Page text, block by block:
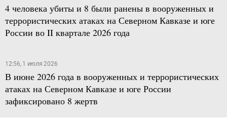
4 человека убиты и 8 были ранены в вооруженных и
террористических атаках на Северном Кавказе и юге
России во II квартале 2026 года
12:56, 1 июля 2026
В июне 2026 года в вооруженных и террористических
атаках на Северном Кавказе и юге России
зафиксировано 8 жертв